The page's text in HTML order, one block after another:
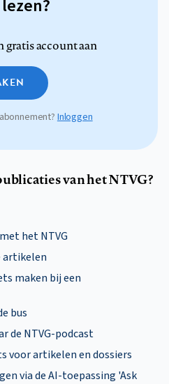
gratis account aan
Inloggen
van het NTVG?
het NTVG
artikelen
maken bij een
bus
de NTVG-podcast
voor artikelen en dossiers
via de AI-toepassing 'Ask